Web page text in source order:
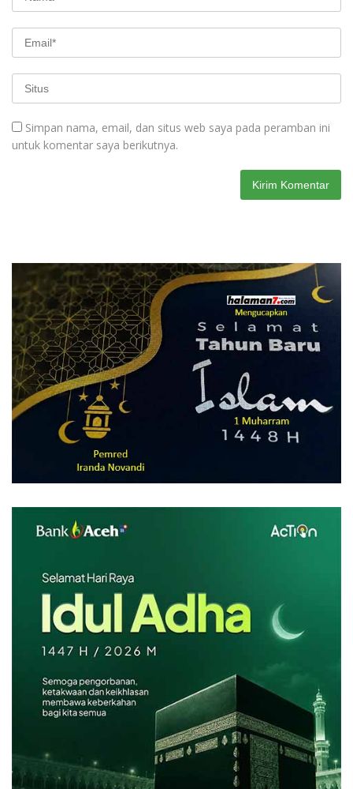
Simpan nama, email, dan situs web saya pada peramban ini
untuk komentar saya berikutnya.